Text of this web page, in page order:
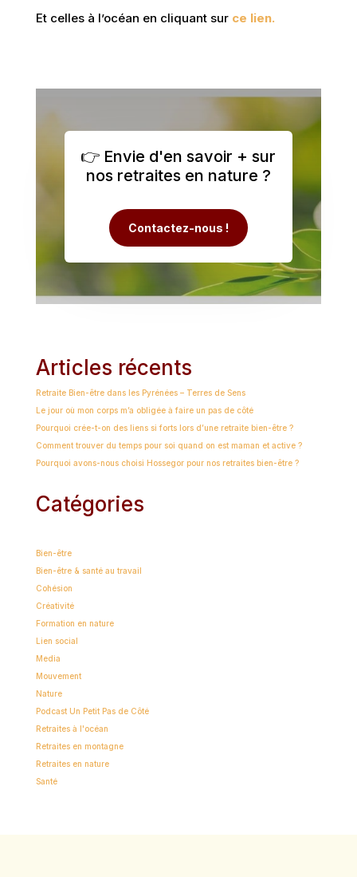
Et celles à l’océan en cliquant sur ce lien.
👉 Envie d'en savoir + sur
nos retraites en nature ?
Contactez-nous !
Articles récents
Retraite Bien-être dans les Pyrénées – Terres de Sens
Le jour où mon corps m’a obligée à faire un pas de côté
Pourquoi crée-t-on des liens si forts lors d’une retraite bien-être ?
Comment trouver du temps pour soi quand on est maman et active ?
Pourquoi avons-nous choisi Hossegor pour nos retraites bien-être ?
Catégories
Bien-être
Bien-être & santé au travail
Cohésion
Créativité
Formation en nature
Lien social
Media
Mouvement
Nature
Podcast Un Petit Pas de Côté
Retraites à l'océan
Retraites en montagne
Retraites en nature
Santé